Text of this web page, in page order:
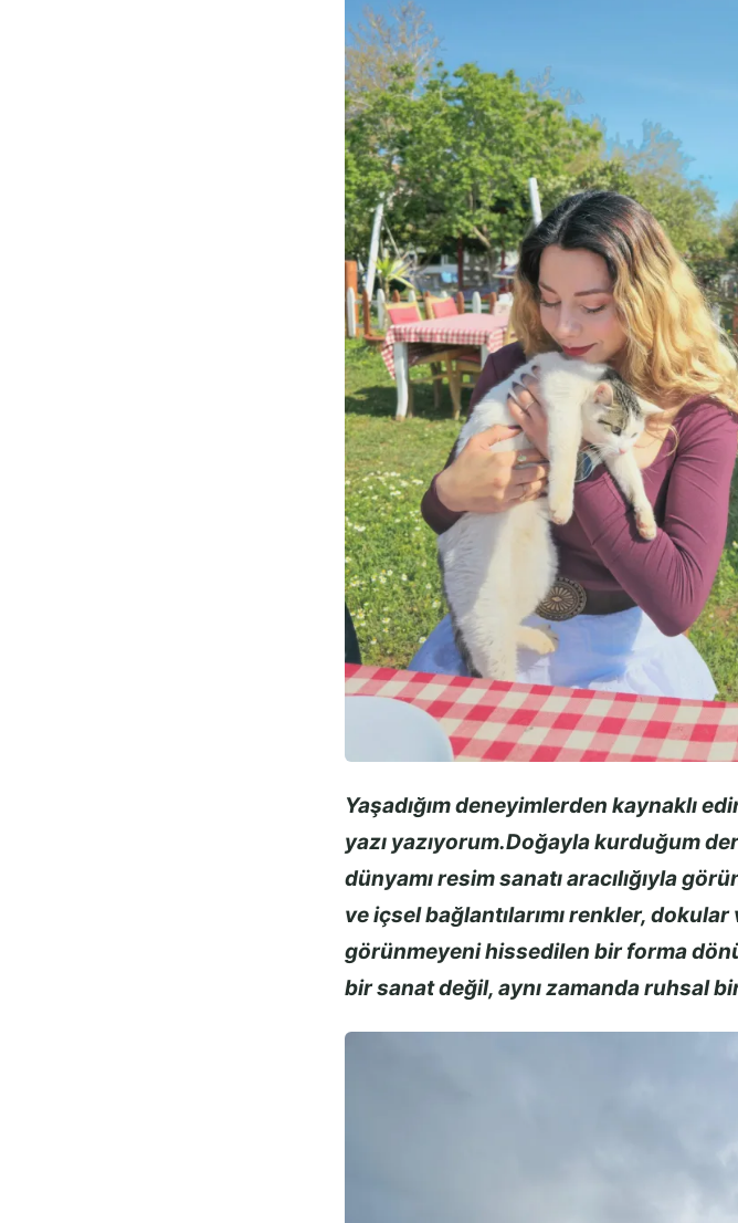
Yaşadığım deneyimlerden kaynaklı
yazı yazıyorum.Doğayla kurduğum
dünyamı resim sanatı aracılığıyla
ve içsel bağlantılarımı renkler,
görünmeyeni hissedilen bir forma
bir sanat değil, aynı zamanda ruhsal